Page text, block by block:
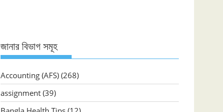
জানার বিভাগ সমূহ
Accounting (AFS) (268)
assignment (39)